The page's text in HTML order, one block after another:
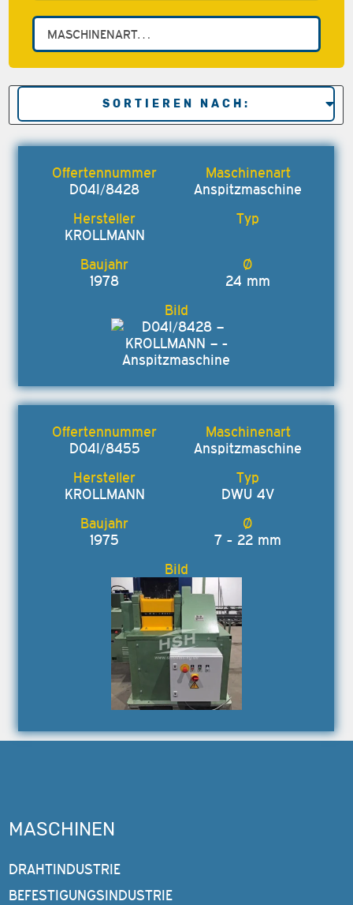
D04I/8428 Anspitzmaschine
KROLLMANN
1978 24 mm
D04I/8455 Anspitzmaschine
KROLLMANN DWU 4V
1975 7 - 22 mm
MASCHINEN
DRAHTINDUSTRIE
BEFESTIGUNGSINDUSTRIE